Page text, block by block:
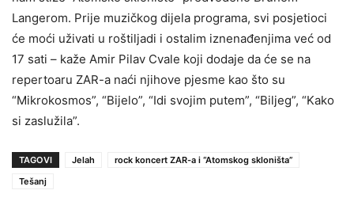
Langerom. Prije muzičkog dijela programa, svi posjetioci
će moći uživati u roštiljadi i ostalim iznenađenjima već od
17 sati – kaže Amir Pilav Cvale koji dodaje da će se na
repertoaru ZAR-a naći njihove pjesme kao što su
“Mikrokosmos”, “Bijelo”, “Idi svojim putem”, “Biljeg”, “Kako
si zaslužila”.
TAGOVI Jelah
rock koncert ZAR-a i “Atomskog skloništa”
Tešanj